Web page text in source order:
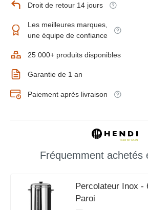
Droit de retour 14 jours
Les meilleures marques,
une équipe de confiance
25 000+ produits disponibles
Garantie de 1 an
Paiement après livraison
Fréquemment achetés
Percolateur Inox -
Paroi